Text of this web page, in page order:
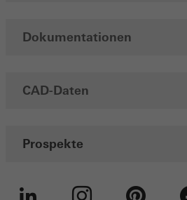
Dokumentationen
CAD-Daten
Prospekte